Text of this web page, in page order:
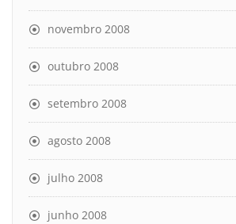
novembro 2008
outubro 2008
setembro 2008
agosto 2008
julho 2008
junho 2008